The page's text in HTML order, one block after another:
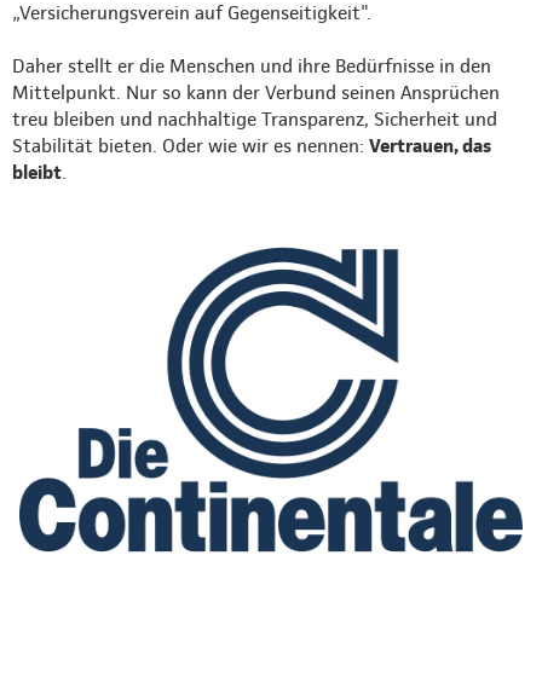
„Versicherungsverein auf Gegenseitigkeit".
Daher stellt er die Menschen und ihre Bedürfnisse in den
Mittelpunkt. Nur so kann der Verbund seinen Ansprüchen
treu bleiben und nachhaltige Transparenz, Sicherheit und
Stabilität bieten. Oder wie wir es nennen: Vertrauen, das
bleibt.